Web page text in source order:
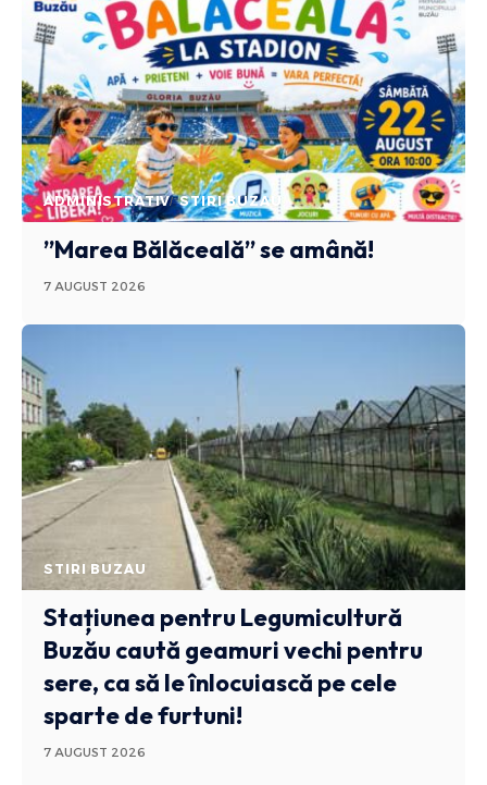
ADMINISTRATIV STIRI BUZAU
”Marea Bălăceală” se amână!
7 AUGUST 2026
STIRI BUZAU
Stațiunea pentru Legumicultură
Buzău caută geamuri vechi pentru
sere, ca să le înlocuiască pe cele
sparte de furtuni!
7 AUGUST 2026